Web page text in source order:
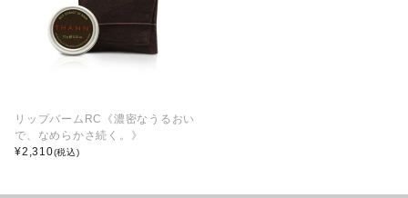
リップバームRC《濃密なうるおい
で、なめらかさ続く。》
¥2,310(税込)